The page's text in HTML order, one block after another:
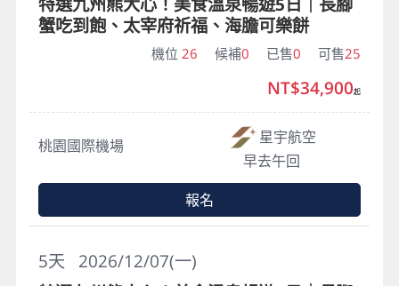
蟹吃到飽、太宰府祈福、海膽可樂餅
機位 26 候補0 已售0 可售25
桃園國際機場
星宇航空
早去午回
NT$34,900起
報名
2026/12/07(一)
5天